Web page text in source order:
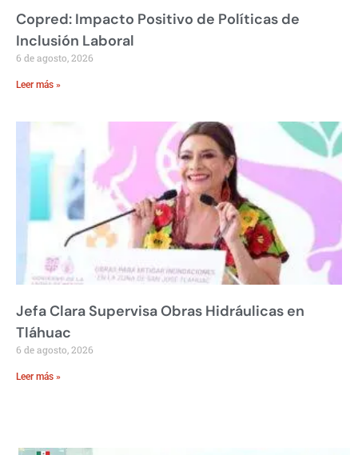
Copred: Impacto Positivo de Políticas de
Inclusión Laboral
6 de agosto, 2026
Leer más »
Jefa Clara Supervisa Obras Hidráulicas en
Tláhuac
6 de agosto, 2026
Leer más »